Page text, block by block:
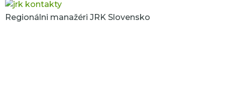
Regionálni manažéri JRK Slovensko